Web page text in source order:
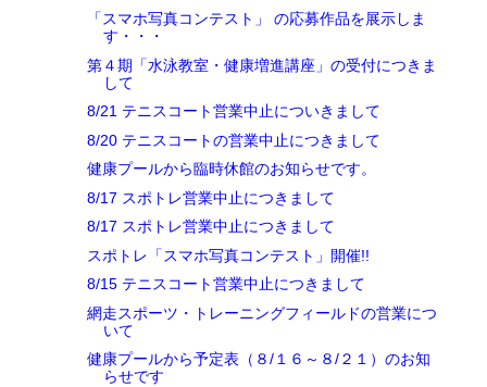
「スマホ写真コンテスト」 の応募作品を展示しま
す・・・
第４期「水泳教室・健康増進講座」の受付につきま
して
8/21 テニスコート営業中止についきまして
8/20 テニスコートの営業中止につきまして
健康プールから臨時休館のお知らせです。
8/17 スポトレ営業中止につきまして
8/17 スポトレ営業中止につきまして
スポトレ「スマホ写真コンテスト」開催!!
8/15 テニスコート営業中止につきまして
網走スポーツ・トレーニングフィールドの営業につ
いて
健康プールから予定表（８/１６～８/２１）のお知
らせです